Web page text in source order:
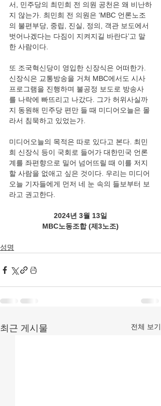
서, 민주당의 최민희 전 의원 공천은 왜 비난하
지 않는가. 최민희 전 의원은 ‘MBC 언론노조
의 불편부당, 중립, 진실, 정의, 객관 보도에서
벗어나겠다는 다짐이 지켜지길 바란다’고 말
한 사람이다.
또 조국혁신당이 영입한 신장식은 어떠한가.
신장식은 교통방송을 거쳐 MBC에서도 시사
프로그램을 진행하며 불공정 보도로 방송사
를 나락에 빠뜨리고 나갔다. 그가 허위사실까
지 동원해 민주당 편만 들 때 미디어오늘은 몰
라서 침묵하고 있었는가.
미디어오늘의 목적은 따로 있다고 본다. 최민
희 신장식 등이 국회로 들어가 대한민국 언론
계를 좌편향으로 밀어 넘어뜨릴 때 이를 저지
할 사람을 없애고 싶은 것이다. 우리는 미디어
오늘 기자들에게 먼저 네 눈 속의 들보부터 보
라고 권고한다.
2024년 3월 13일
MBC노동조합 (제3노조)
성명
최근 게시물 전체 보기